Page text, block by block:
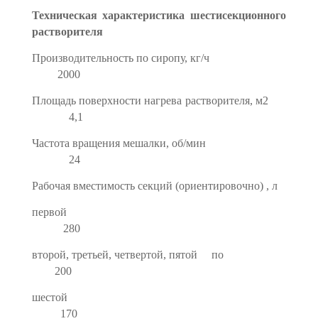
Техническая характеристика шестисекционного
растворителя
Производительность по сиропу, кг/ч
2000
Площадь поверхности нагрева растворителя, м2
4,1
Частота вращения мешалки, об/мин
24
Рабочая вместимость секций (ориентировоч­но) , л
первой
280
второй, третьей, четвертой, пятой по
200
шестой
170